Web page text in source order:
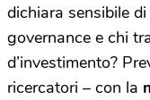
dichiara sensibile
governance e chi
d’investimento?
ricercatori – con la